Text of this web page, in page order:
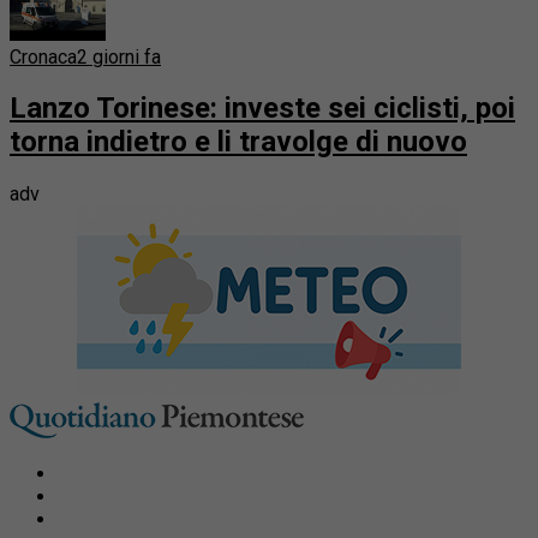
Cronaca2 giorni fa
Lanzo Torinese: investe sei ciclisti, poi
torna indietro e li travolge di nuovo
adv